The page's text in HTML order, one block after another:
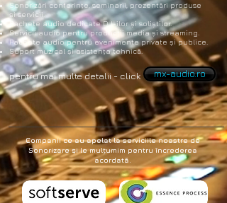
Sonorizări conferințe, seminarii, prezentări produse
și servicii.
Pachete audio dedicate DJ-ilor și soliștilor.
Servicii audio pentru producții media și streaming.
Pachete audio pentru evenimente private și publice.
Suport muzical și asistența tehnică.
pentru mai multe detalii - click mx-audio.ro
Companii ce au apelat la serviciile noastre de
Sonorizare și le mulțumim pentru încrederea
acordată.